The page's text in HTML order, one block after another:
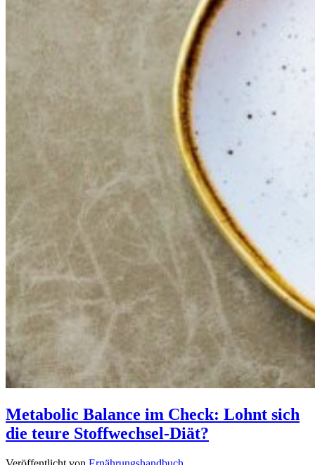
Metabolic Balance im Check: Lohnt sich
die teure Stoffwechsel-Diät?